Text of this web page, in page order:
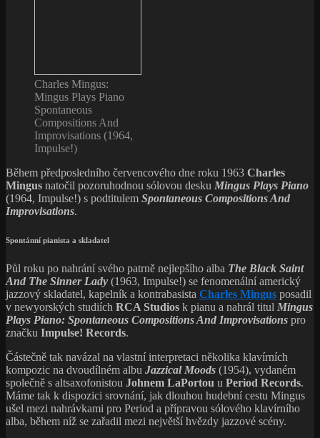
Charles Mingus:
Mingus Plays Piano
Spontaneous
Compositions And
Improvisations (1964,
Impulse!)
Během předposledního červencového dne roku 1963 Charles
Mingus natočil pozoruhodnou sólovou desku Mingus Plays Piano
(1964, Impulse!) s podtitulem Spontaneous Compositions And
Improvisations.
Spontánní pianista a skladatel
Půl roku po nahrání svého patrně nejlepšího alba The Black Saint
And The Sinner Lady (1963, Impulse!) se fenomenální americký
jazzový skladatel, kapelník a kontrabasista Charles Mingus posadil
v newyorských studiích RCA Studios k pianu a nahrál titul Mingus
Plays Piano: Spontaneous Compositions And Improvisations pro
značku Impulse! Records.
Částečně tak navázal na vlastní interpretaci několika klavírních
kompozic na dvoudílném albu Jazzical Moods (1954), vydaném
společně s altsaxofonistou Johnem LaPortou u Period Records.
Máme tak k dispozici srovnání, jak dlouhou hudební cestu Mingus
ušel mezi nahrávkami pro Period a přípravou sólového klavírního
alba, během níž se zařadil mezi největší hvězdy jazzové scény.